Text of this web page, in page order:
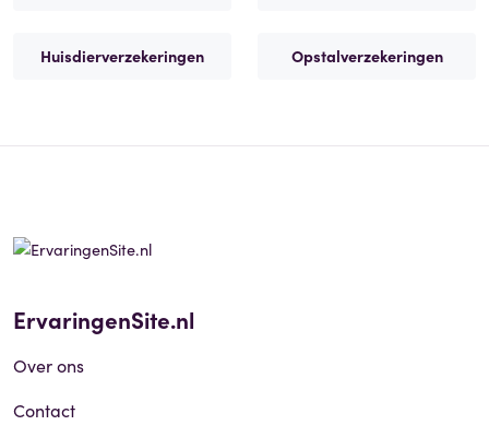
Huisdierverzekeringen Opstalverzekeringen
ErvaringenSite.nl
Over ons
Contact